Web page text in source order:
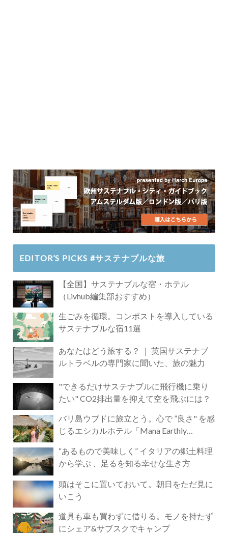
EDITOR’S PICKS #サステナブルな旅
【全国】サステナブルな宿・ホテル
（Livhub編集部おすすめ）
生ごみを循環。コンポストを導入している
サステナブルな宿11選
あなたはどう旅する？ ｜ 英国サステナブ
ルトラベルの専門家に聞いた、旅の魅力
"できるだけサステナブルに飛行機に乗り
たい" CO2排出量を抑えて空を飛ぶには？
バリ島ウブドに旅立とう。心で ”良さ" を感
じるエシカルホテル「Mana Earthly
“あるもので美味しく” イタリアの郷土料理
から学ぶ 、足るを知る幸せな生き方
頭はそこに置いておいて。朝日をただ見に
いこう
道具も車も買わずに借りる。モノを持たず
にシェア&サブスクでキャンプ